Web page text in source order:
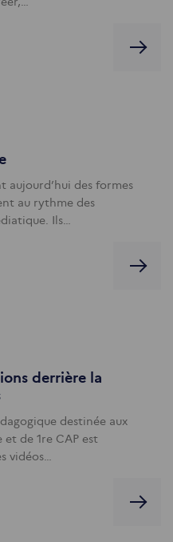
aujourd’hui des formes
au rythme des
Ils…
derrière la
destinée aux
et de 1re CAP est
vidéos…